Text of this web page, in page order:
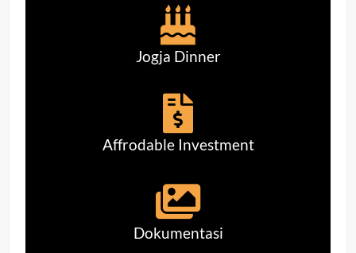
Jogja Dinner
Affrodable Investment
Dokumentasi